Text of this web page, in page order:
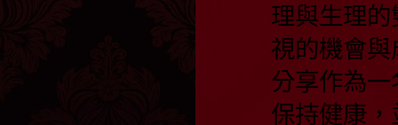
理與生理
視的機會
分享作為
保持健康